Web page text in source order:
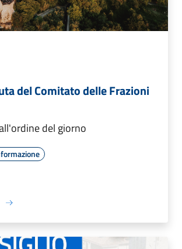
del Comitato delle Frazioni
del giorno